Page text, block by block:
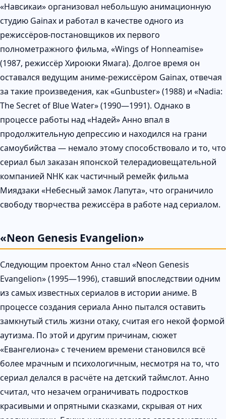
«Навсикаи» организовал небольшую анимационную
студию Gainax и работал в качестве одного из
режиссёров-постановщиков их первого
полнометражного фильма, «Wings of Honneamise»
(1987, режиссёр Хироюки Ямага). Долгое время он
оставался ведущим аниме-режиссёром Gainax, отвечая
за такие произведения, как «Gunbuster» (1988) и «Nadia:
The Secret of Blue Water» (1990—1991). Однако в
процессе работы над «Надей» Анно впал в
продолжительную депрессию и находился на грани
самоубийства — немало этому способствовало и то, что
сериал был заказан японской телерадиовещательной
компанией NHK как частичный ремейк фильма
Миядзаки «Небесный замок Лапута», что ограничило
свободу творчества режиссёра в работе над сериалом.
«Neon Genesis Evangelion»
Следующим проектом Анно стал «Neon Genesis
Evangelion» (1995—1996), ставший впоследствии одним
из самых известных сериалов в истории аниме. В
процессе создания сериала Анно пытался оставить
замкнутый стиль жизни отаку, считая его некой формой
аутизма. По этой и другим причинам, сюжет
«Евангелиона» с течением времени становился всё
более мрачным и психологичным, несмотря на то, что
сериал делался в расчёте на детский таймслот. Анно
считал, что незачем ограничивать подростков
красивыми и опрятными сказками, скрывая от них